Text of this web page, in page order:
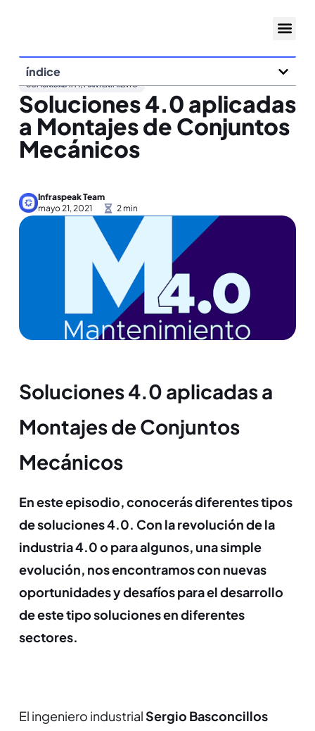
índice
COMUNIDAD IFM,MANTENIMIENTO
Soluciones 4.0 aplicadas
a Montajes de Conjuntos
Mecánicos
Infraspeak Team
mayo 21, 2021
Soluciones 4.0 aplicadas a
Montajes de Conjuntos
Mecánicos
En este episodio, conocerás diferentes tipos
de soluciones 4.0. Con la revolución de la
industria 4.0 o para algunos, una simple
evolución, nos encontramos con nuevas
oportunidades y desafíos para el desarrollo
de este tipo soluciones en diferentes
sectores.
El ingeniero industrialSergio Basconcillos